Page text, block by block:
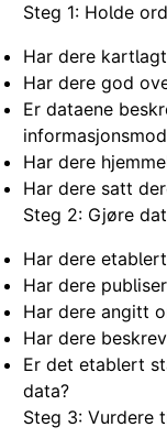
Steg 1: Holde
Har dere
Har dere god
Er dataene
Har dere
Har dere satt
Steg 2: Gjøre
Har dere
Har dere
Har dere angitt
Har dere
Er det etablert
data?
Steg 3: Vurdere